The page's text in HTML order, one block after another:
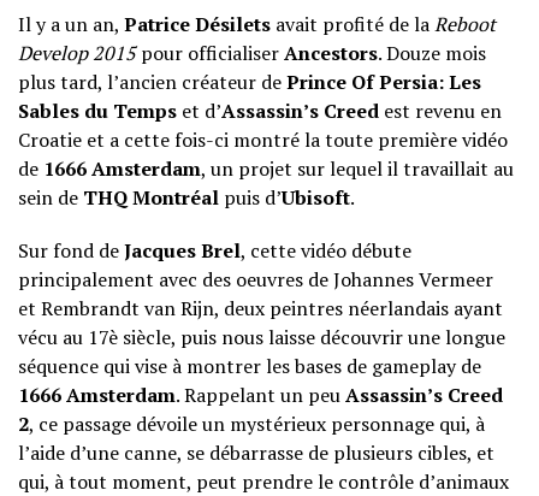
Il y a un an, Patrice Désilets avait profité de laReboot
Develop 2015pour officialiserAncestors. Douze mois
plus tard, l’ancien créateur dePrince Of Persia: Les
Sables du Temps et d’Assassin’s Creed est revenu en
Croatie et a cette fois-ci montré la toute première vidéo
de 1666 Amsterdam, un projet sur lequel il travaillait au
sein de THQ Montréal puis d’Ubisoft.
Sur fond deJacques Brel, cette vidéo débute
principalement avec des oeuvres de Johannes Vermeer
et Rembrandt van Rijn, deux peintres néerlandais ayant
vécu au 17è siècle, puis nous laisse découvrir une longue
séquence qui vise à montrer les bases de gameplay de
1666 Amsterdam. Rappelant un peuAssassin’s Creed
2, ce passage dévoile un mystérieux personnage qui, à
l’aide d’une canne, se débarrasse de plusieurs cibles, et
qui, à tout moment, peut prendre le contrôle d’animaux